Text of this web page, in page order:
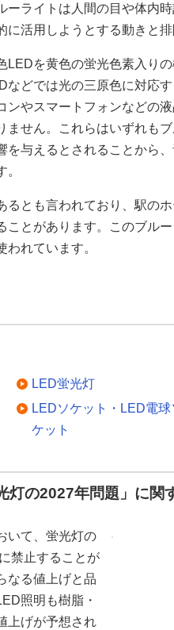
ーライトは人間の目や体内
に活用しようとする動きと
LEDを黄色の蛍光色素入り
などでは光の三原色に対応
ンやスマートフォンなどの
ません。これらはいずれも
を与えるとされることから
るとも言われており、駅の
ことがあります。このブル
れています。
LED蛍光灯
LEDソケット・LED電球
ケット
灯の2027年問題」に関
いて、蛍光灯の
禁止することが
なる値上げと品
照明も樹脂・
上げが予想され